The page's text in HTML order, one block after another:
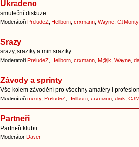
Ukradeno
smuteční diskuze
Moderátoři PreludeZ Hellborn crxmann Wayne CJMonty
Srazy
srazy, srazíky a minisrazíky
Moderátoři PreludeZ Hellborn crxmann M@jk Wayne
Závody a sprinty
Vše kolem závodění pro všechny amatéry i
Moderátoři monty, PreludeZ Hellborn crxmann dark
Partneři
Partneři klubu
Moderátor Daver